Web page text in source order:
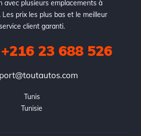
avec plusieurs emplacements à
Les prix les plus bas et le meilleur
client garanti.
+216 23 688 526
Tunis
Tunisie